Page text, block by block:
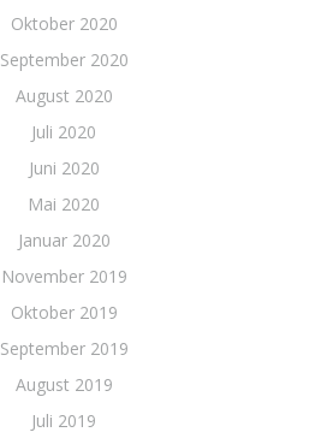
Oktober 2020
September 2020
August 2020
Juli 2020
Juni 2020
Mai 2020
Januar 2020
November 2019
Oktober 2019
September 2019
August 2019
Juli 2019